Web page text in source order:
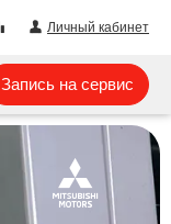
Личный кабинет
Запись на сервис